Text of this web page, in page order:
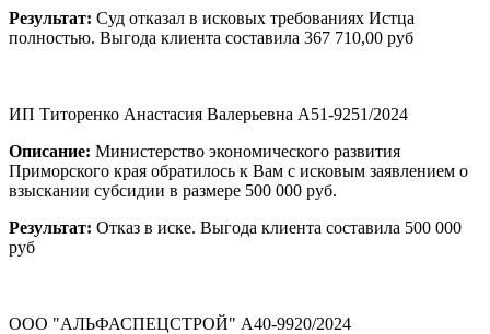
Результат: Суд отказал в исковых требованиях Истца
полностью. Выгода клиента составила 367 710,00 руб
ИП Титоренко Анастасия Валерьевна А51-9251/2024
Описание: Министерство экономического развития
Приморского края обратилось к Вам с исковым заявлением о
взыскании субсидии в размере 500 000 руб.
Результат: Отказ в иске. Выгода клиента составила 500 000
руб
ООО "АЛЬФАСПЕЦСТРОЙ" А40-9920/2024